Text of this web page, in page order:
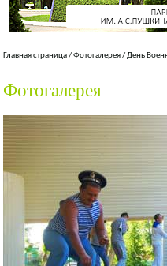
Главная страница/Фотогалерея/День
Фотогалерея